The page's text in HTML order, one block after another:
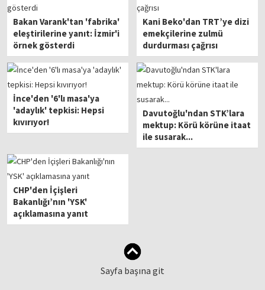
Bakan Varank'tan 'fabrika'
eleştirilerine yanıt: İzmir'i
örnek gösterdi
Kani Beko'dan TRT’ye dizi
emekçilerine zulmü
durdurması çağrısı
İnce'den '6'lı masa'ya
'adaylık' tepkisi: Hepsi
kıvırıyor!
Davutoğlu'ndan STK’lara
mektup: Körü körüne itaat
ile susarak...
CHP'den İçişleri
Bakanlığı’nın 'YSK'
açıklamasına yanıt
Sayfa başına git